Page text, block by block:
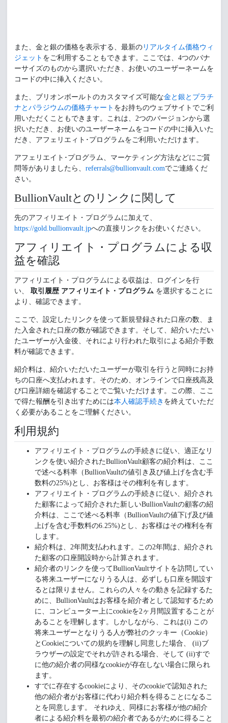
また、金と銀の価格を表示する、最新の リアルタイム価格ウィ
ジェット をご利用することもできます。ここでは、4つのバナ
ーサイズのものから選択いただき、お使いのユーザーネームを
コードの中に挿入ください。
また、ブリオンボールトのカスタマイズ可能な金と銀とプラチ
ナとパラジウムの価格チャート をお持ちのウェブサイトでご利
用いただくこともできます。これは、2つのバージョンから選
択いただき、お使いのユーザーネームをコードの中に挿入いた
だき、アフェリエィト･プログラムをご利用いただけます。
アフェリエイト･プログラム、マーケティング方法などにご質
問等がありましたら、 referrals@bullionvault.comでご連絡くだ
さい。
BullionVaultとのリンクに関して
先のアフィリエイト・プログラムに加えて、
https://gold.bullionvault.jpへの直接リンクをお使いください。
アフィリエイト・プログラムによる収
益を確認
アフィリエイト・プログラムによる収益は、ログインを行
い、
取引履歴 アフィリエイト・プログラム を選択することに
より、確認できます。
ここで、設定したリンクを使って新規登録された口座の数、ま
た入金された口座の数が確認できます。そして、紹介いただい
たユーザーが入金後、それにより行われた取引による紹介手数
料が確認できます。
紹介料は、紹介いただいたユーザーが取引を行うと同時にお持
ちの口座へ支払われます。そのため、オンラインで口座残高及
び口座詳細を確認することでご覧いただけます。この際、ここ
で得た報酬を引き出すためには本人確認手続き を終えていただ
く必要があることをご理解ください。
利用規約
アフィリエイト・プログラムの手続きに従い、適正なリ
ンクを使い紹介されたBullionVault顧客の紹介料は、ここ
で述べる料率（BullionVaultの値引き及び値上げを含む手
数料の25%)とし、お客様はその権利を有します。
アフィリエイト・プログラムの手続きに従い、紹介され
た顧客によって紹介された新しいBullionVaultの顧客の紹
介料は、ここで述べる料率（BullionVaultの値下げ及び値
上げを含む手数料の6.25%)とし、お客様はその権利を有
します。
紹介料は、2年間支払われます。この2年間は、紹介され
た顧客の口座開設時から計算されます。
紹介者のリンクを使ってBullionVaultサイトを訪問してい
る将来ユーザーになりうる人は、必ずしも口座を開設す
るとは限りません。これらの人々をの動きを記録するた
めに、BullionVaultはお客様を紹介者として認知するため
に、コンピューター上にcookieを2ヶ月間設置することが
あることを理解します。しかしながら、これは(i) この
将来ユーザーとなりうる人が弊社のクッキー（Cookie）
とCookieについての規約を理解し同意した場合、 (ii)ブ
ラウザーの設定でそれが許される場合、そして (ii)すで
に他の紹介者の同様なcookieが存在しない場合に限られ
ます。
すでに存在するcookieにより、そのcookieで認知された
他の紹介者がお客様に代わり紹介料を得ることになるこ
とを同意します。 それゆえ、同様にお客様が他の紹介
者による紹介料を最初の紹介者であるがために得ること